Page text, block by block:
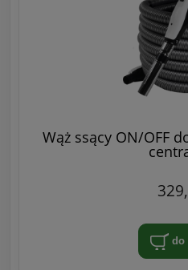
Wąż ssący ON/OFF
do